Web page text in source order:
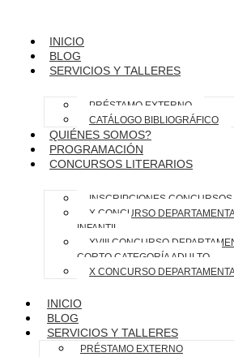
INICIO
BLOG
SERVICIOS Y TALLERES
PRÉSTAMO EXTERNO
CATÁLOGO BIBLIOGRÁFICO
QUIÉNES SOMOS?
PROGRAMACIÓN
CONCURSOS LITERARIOS
INSCRIPCIONES
X CONCURSO
INFANTIL
XVIII CONCURSO
CORTO CATEGORÍA ADULTO
X CONCURSO
INICIO
BLOG
SERVICIOS Y TALLERES
PRÉSTAMO EXTERNO